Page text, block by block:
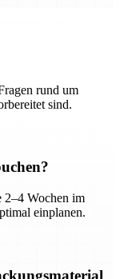
rund um
sind.
2–4 Wochen im
einplanen.